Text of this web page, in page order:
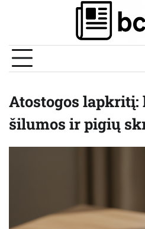
Atostogos
šilumos ir pigių